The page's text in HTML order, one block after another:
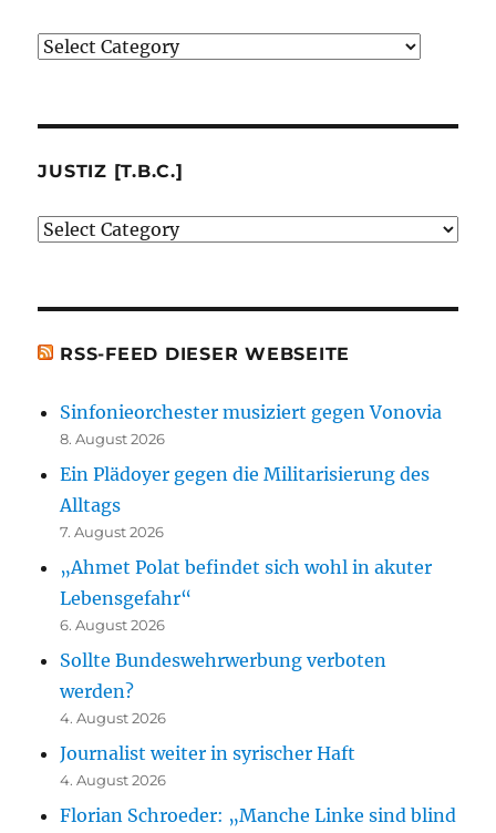
Verlage
besprochenen
erwähnten
JUSTIZ [T.B.C.]
Justiz
RSS-FEED DIESER WEBSEITE
Sinfonieorchester musiziert gegen Vonovia
8. August 2026
Ein Plädoyer gegen die Militarisierung des
Alltags
7. August 2026
„Ahmet Polat befindet sich wohl in akuter
Lebensgefahr“
6. August 2026
Sollte Bundeswehrwerbung verboten
werden?
4. August 2026
Journalist weiter in syrischer Haft
4. August 2026
Florian Schroeder: „Manche Linke sind blind